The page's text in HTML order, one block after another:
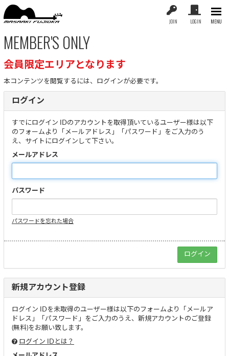
JOIN LOGIN MENU
MEMBER'S ONLY
会員限定エリアとなります
本コンテンツを閲覧するには、ログインが必要です。
ログイン
すでにログイン IDのアカウントを取得頂いているユーザー様は以下
のフォームより「メールアドレス」「パスワード」をご入力のう
え、サイトにログインして下さい。
メールアドレス
パスワード
パスワードを忘れた場合
新規アカウント登録
ログイン IDを未取得のユーザー様は以下のフォームより「メールア
ドレス」「パスワード」をご入力のうえ、新規アカウントのご登録
(無料)をお願い致します。
ログイン IDとは？